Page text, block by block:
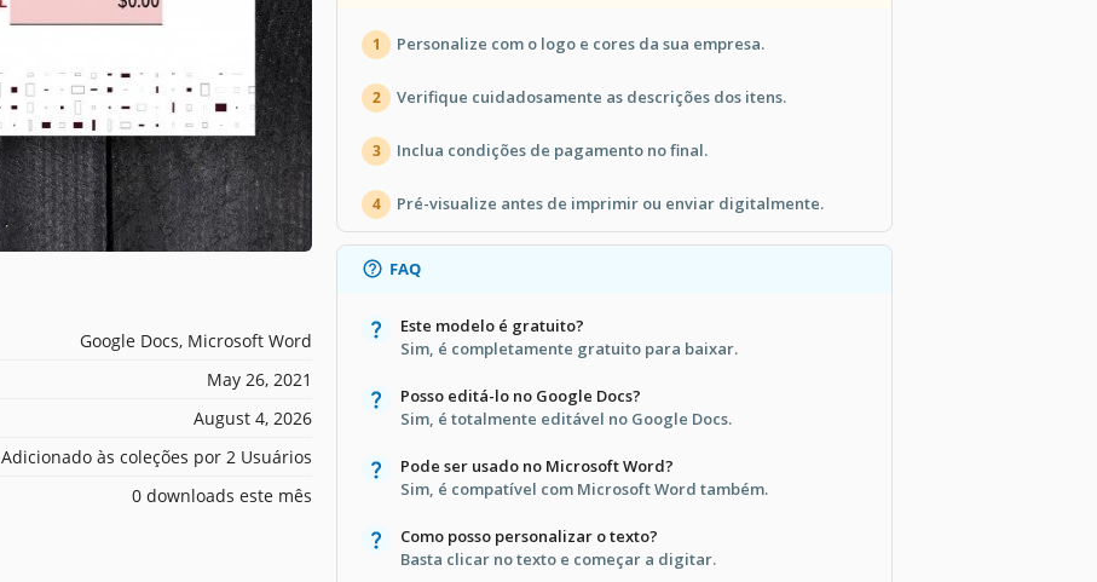
Google Docs, Microsoft Word
May 26, 2021
August 4, 2026
Adicionado às coleções por 2 Usuários
0 downloads este mês
1 Personalize com o logo e cores da sua empresa.
2 Verifique cuidadosamente as descrições dos itens.
3 Inclua condições de pagamento no final.
4 Pré-visualize antes de imprimir ou enviar digitalmente.
FAQ
Este modelo é gratuito?
Sim, é completamente gratuito para baixar.
Posso editá-lo no Google Docs?
Sim, é totalmente editável no Google Docs.
Pode ser usado no Microsoft Word?
Sim, é compatível com Microsoft Word também.
Como posso personalizar o texto?
Basta clicar no texto e começar a digitar.